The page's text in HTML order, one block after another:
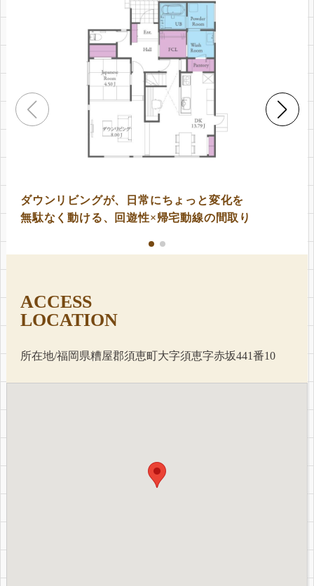
ダウンリビングが、日常にちょっと変化を
無駄なく動ける、回遊性×帰宅動線の間取り
ACCESS
LOCATION
所在地/福岡県糟屋郡須恵町大字須恵字赤坂441番10